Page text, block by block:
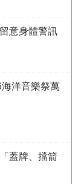
意身體警訊
洋音樂祭萬
蓋牌、擋箭